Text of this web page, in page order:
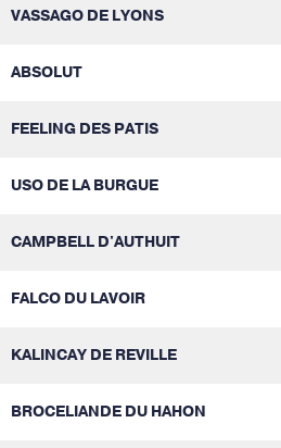
VASSAGO DE LYONS
ABSOLUT
FEELING DES PATIS
USO DE LA BURGUE
CAMPBELL D'AUTHUIT
FALCO DU LAVOIR
KALINCAY DE REVILLE
BROCELIANDE DU HAHON